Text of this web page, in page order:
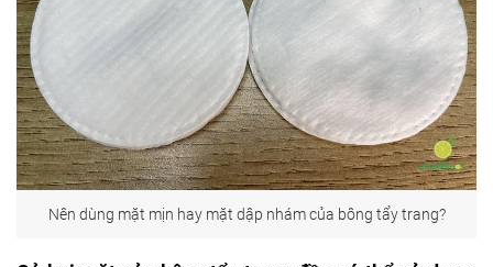
Nên dùng mặt mịn hay mặt dập nhám của bông tẩy trang?